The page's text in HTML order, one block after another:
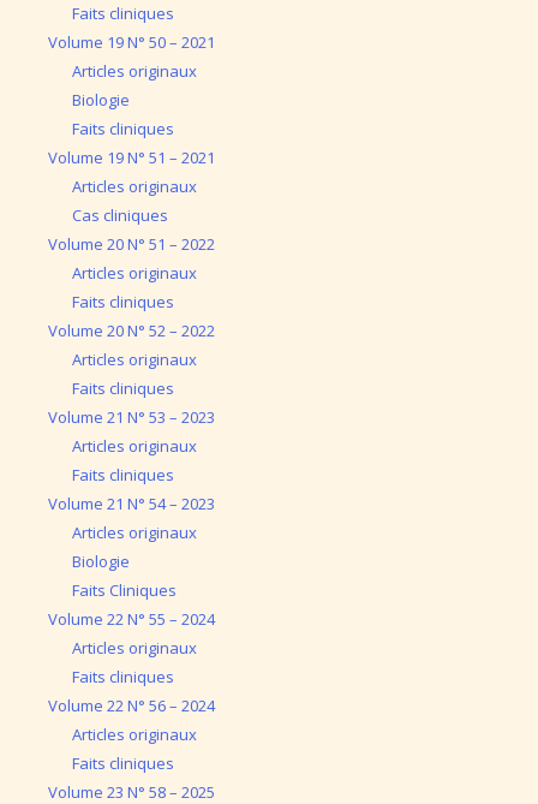
Faits cliniques
Volume 19 N° 50 – 2021
Articles originaux
Biologie
Faits cliniques
Volume 19 N° 51 – 2021
Articles originaux
Cas cliniques
Volume 20 N° 51 – 2022
Articles originaux
Faits cliniques
Volume 20 N° 52 – 2022
Articles originaux
Faits cliniques
Volume 21 N° 53 – 2023
Articles originaux
Faits cliniques
Volume 21 N° 54 – 2023
Articles originaux
Biologie
Faits Cliniques
Volume 22 N° 55 – 2024
Articles originaux
Faits cliniques
Volume 22 N° 56 – 2024
Articles originaux
Faits cliniques
Volume 23 N° 58 – 2025